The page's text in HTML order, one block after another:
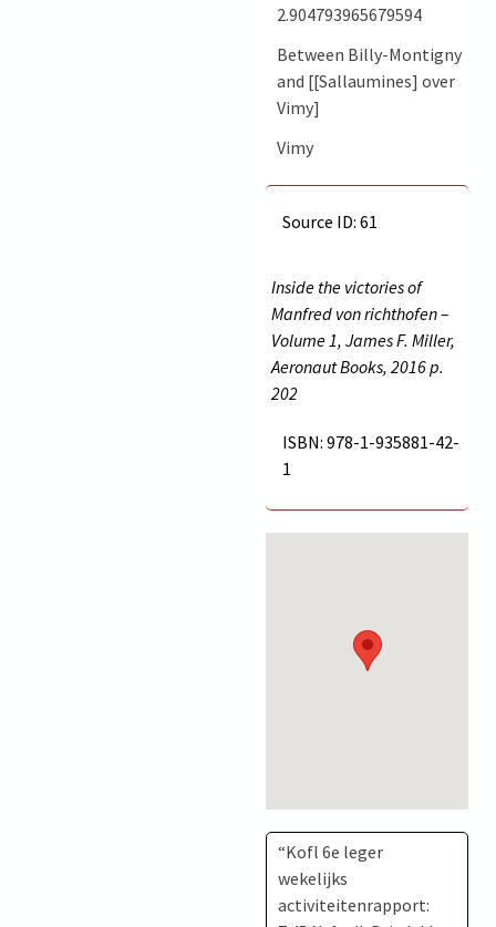
2.904793965679594
Between Billy-Montigny
and [[Sallaumines] over
Vimy]
Vimy
Source ID: 61
Inside the victories of
Manfred von richthofen –
Volume 1, James F. Miller,
Aeronaut Books, 2016 p.
202
ISBN: 978-1-935881-42-
1
“Kofl 6e leger
wekelijks
activiteitenrapport: